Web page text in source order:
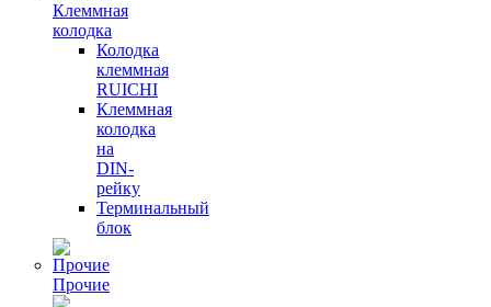
Клеммная
колодка
Колодка
клеммная
RUICHI
Клеммная
колодка
на
DIN-
рейку
Терминальный
блок
Прочие